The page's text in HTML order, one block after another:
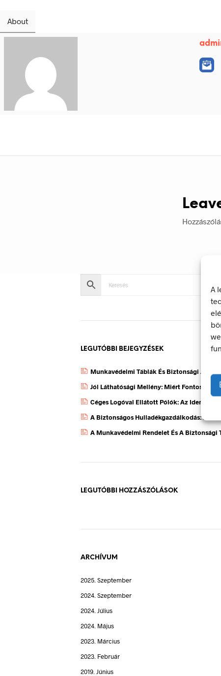
A
About
LEGUTÓBBI BEJEGYZÉSEK
Munkavédelmi Táblák És Biztonsági
Jól Láthatósági Mellény: Miért Fontos,
Céges Logóval Ellátott Pólók: Az Identitás
A Biztonságos Hulladékgazdálkodás: A
A Munkavédelmi Rendelet És A Biztonsági
LEGUTÓBBI HOZZÁSZÓLÁSOK
ARCHÍVUM
2025. Szeptember
2024. Szeptember
2024. Július
2024. Május
2023. Március
2023. Február
2019. Június